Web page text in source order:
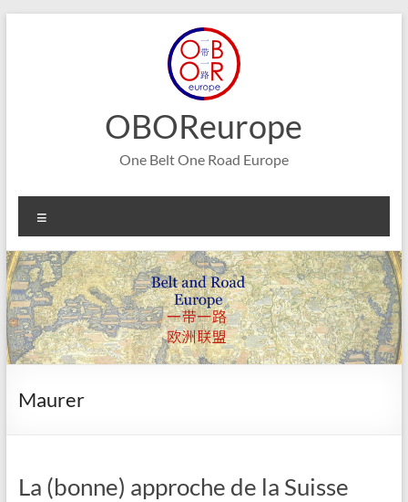
OBOReurope
One Belt One Road Europe
Maurer
La (bonne) approche de la Suisse